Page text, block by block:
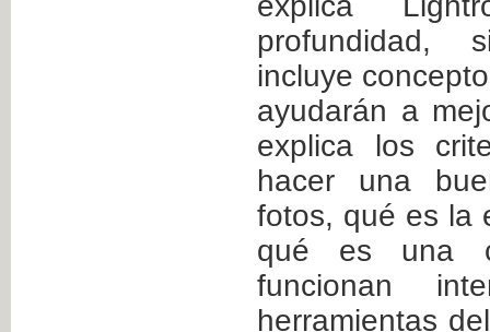
profundidad,
incluye
ayudarán a
explica los
hacer una
fotos, qué es la
qué es una
funcionan
herramientas